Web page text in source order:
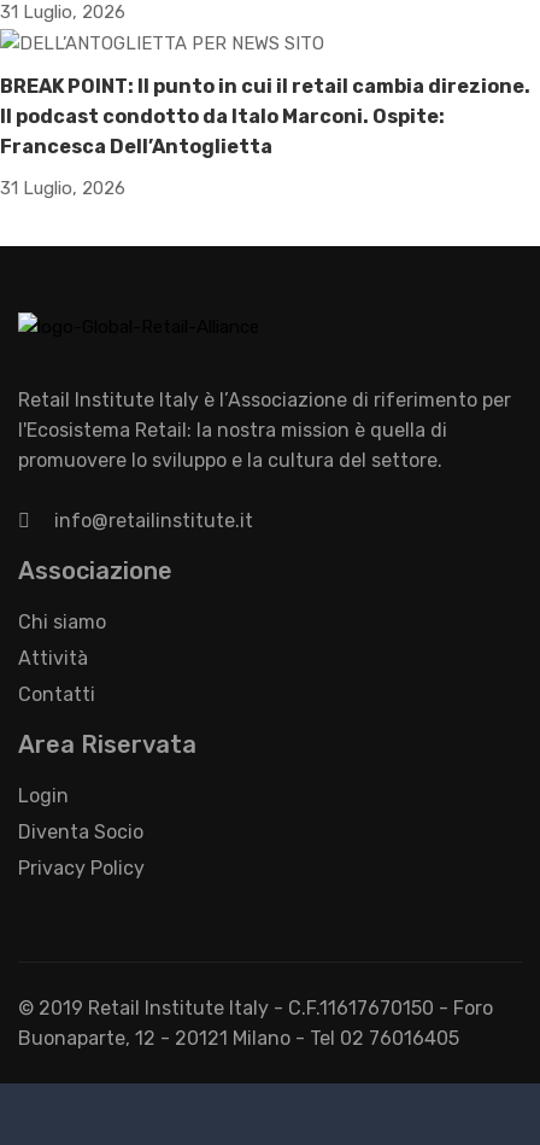
31 Luglio, 2026
BREAK POINT: Il punto in cui il retail cambia direzione.
Il podcast condotto da Italo Marconi. Ospite:
Francesca Dell’Antoglietta
31 Luglio, 2026
Retail Institute Italy è l’Associazione di riferimento per
l'Ecosistema Retail: la nostra mission è quella di
promuovere lo sviluppo e la cultura del settore.
info@retailinstitute.it
Associazione
Chi siamo
Attività
Contatti
Area Riservata
Login
Diventa Socio
Privacy Policy
© 2019 Retail Institute Italy - C.F.11617670150 - Foro
Buonaparte, 12 - 20121 Milano - Tel 02 76016405